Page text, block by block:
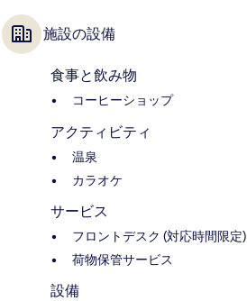
施設の設備
食事と飲み物
コーヒーショップ
アクティビティ
温泉
カラオケ
サービス
フロントデスク (対応時間限定)
荷物保管サービス
設備